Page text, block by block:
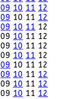
09 10 11 12
09 10 11 12
09 10 11 12
09 10 11 12
09 10 11 12
09 10 11 12
09 10 11 12
09 10 11 12
09 10 11 12
09 10 11 12